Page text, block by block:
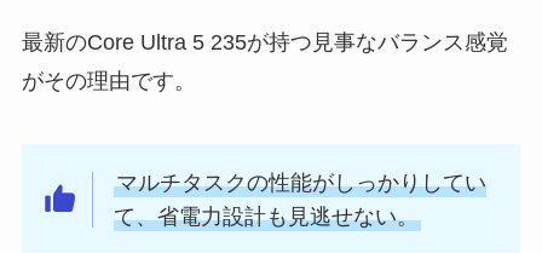
最新のCore Ultra 5 235が持つ見事なバランス感覚
がその理由です。
マルチタスクの性能がしっかりしてい
て、省電力設計も見逃せない。